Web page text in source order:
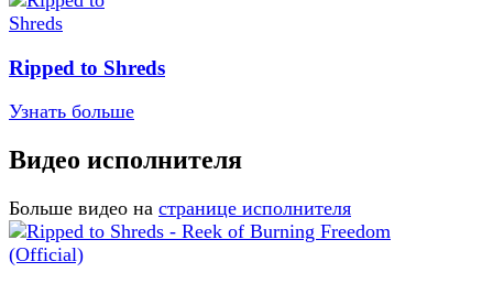
Ripped to Shreds
Узнать больше
Видео исполнителя
Больше видео на странице исполнителя